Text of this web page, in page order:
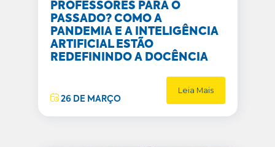
PROFESSORES PARA O
PASSADO? COMO A
PANDEMIA E A INTELIGÊNCIA
ARTIFICIAL ESTÃO
REDEFININDO A DOCÊNCIA
26 DE MARÇO
Leia Mais